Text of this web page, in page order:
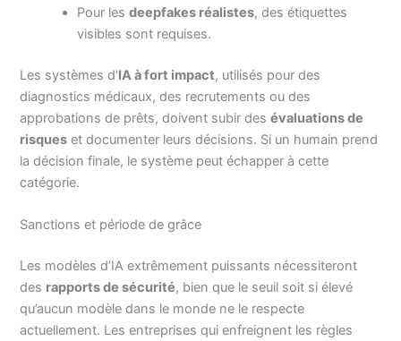
Pour lesdeepfakes réalistes, des étiquettes
visibles sont requises.
Les systèmes d’IA à fort impact, utilisés pour des
diagnostics médicaux, des recrutements ou des
approbations de prêts, doivent subir desévaluations de
risques et documenter leurs décisions. Si un humain prend
la décision finale, le système peut échapper à cette
catégorie.
Sanctions et période de grâce
Les modèles d’IA extrêmement puissants nécessiteront
des rapports de sécurité, bien que le seuil soit si élevé
qu’aucun modèle dans le monde ne le respecte
actuellement. Les entreprises qui enfreignent les règles